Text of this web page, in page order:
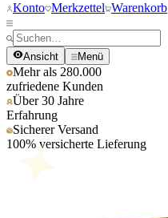
Konto Merkzettel Warenkorb
Ansicht Menü
Mehr als 280.000
zufriedene Kunden
Über 30 Jahre
Erfahrung
Sicherer Versand
100% versicherte Lieferung